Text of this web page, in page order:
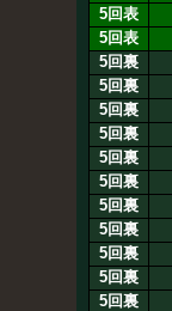
5回表
5回表
5回裏
5回裏
5回裏
5回裏
5回裏
5回裏
5回裏
5回裏
5回裏
5回裏
5回裏